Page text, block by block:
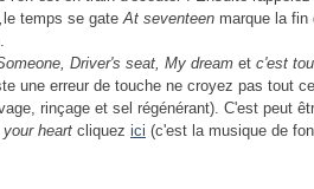
, le temps se gateAt seventeen marque la
Driver's seat, My dream et c'est
une erreur de touche ne croyez pas tout
rinçage et sel régénérant). C'est peut
heart cliquez ici (c'est la musique de